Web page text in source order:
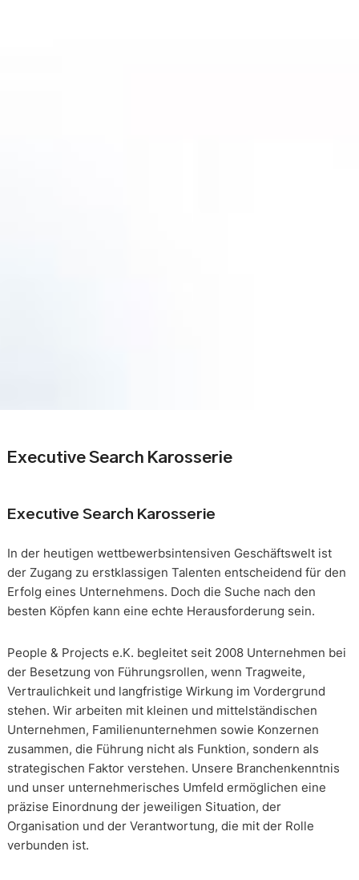
Executive Search Karosserie
Executive Search Karosserie
In der heutigen wettbewerbsintensiven Geschäftswelt ist
der Zugang zu erstklassigen Talenten entscheidend für den
Erfolg eines Unternehmens. Doch die Suche nach den
besten Köpfen kann eine echte Herausforderung sein.
People & Projects e.K. begleitet seit 2008 Unternehmen bei
der Besetzung von Führungsrollen, wenn Tragweite,
Vertraulichkeit und langfristige Wirkung im Vordergrund
stehen. Wir arbeiten mit kleinen und mittelständischen
Unternehmen, Familienunternehmen sowie Konzernen
zusammen, die Führung nicht als Funktion, sondern als
strategischen Faktor verstehen. Unsere Branchenkenntnis
und unser unternehmerisches Umfeld ermöglichen eine
präzise Einordnung der jeweiligen Situation, der
Organisation und der Verantwortung, die mit der Rolle
verbunden ist.